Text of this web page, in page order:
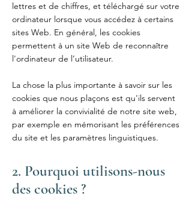
lettres et de chiffres, et téléchargé sur votre
ordinateur lorsque vous accédez à certains
sites Web. En général, les cookies
permettent à un site Web de reconnaître
l'ordinateur de l’utilisateur.
La chose la plus importante à savoir sur les
cookies que nous plaçons est qu'ils servent
à améliorer la convivialité de notre site web,
par exemple en mémorisant les préférences
du site et les paramètres linguistiques.
2. Pourquoi utilisons-nous
des cookies ?